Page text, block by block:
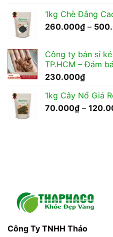
1kg Chè Đắng
260.000₫ –
Công ty bán sỉ
TP.HCM – Đảm
230.000₫
1kg Cây Nổ Giá
70.000₫ –
Công Ty TNHH Thảo